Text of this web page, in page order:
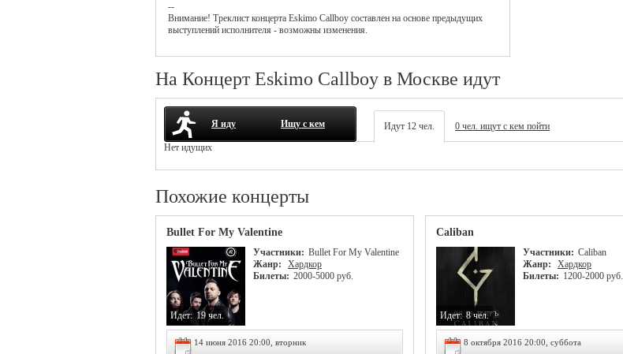
--
Внимание! Треклист концерта Eskimo Callboy составлен на основе предыдущих
выступлений исполнителя - возможны изменения.
На Концерт Eskimo Callboy в Москве идут
Я иду Ищу с кем Идут 12 чел.
0 чел. ищут с кем пойти
Нет идущих
Похожие концерты
Bullet For My Valentine
Участники: Bullet For My Valentine
Жанр:
Хардкор
Билеты: 2000-5000 руб.
Идет: 19 чел.
14 июня 2016 20:00, вторник
Caliban
Участники: Caliban
Жанр:
Хардкор
Билеты: 1200-2000 руб.
Идет: 8 чел.
8 октября 2016 20:00, суббота